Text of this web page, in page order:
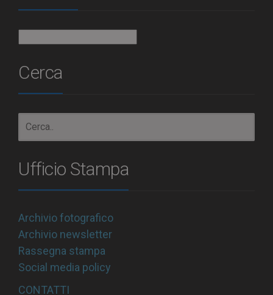
Cerca
Ufficio Stampa
Archivio fotografico
Archivio newsletter
Rassegna stampa
Social media policy
CONTATTI